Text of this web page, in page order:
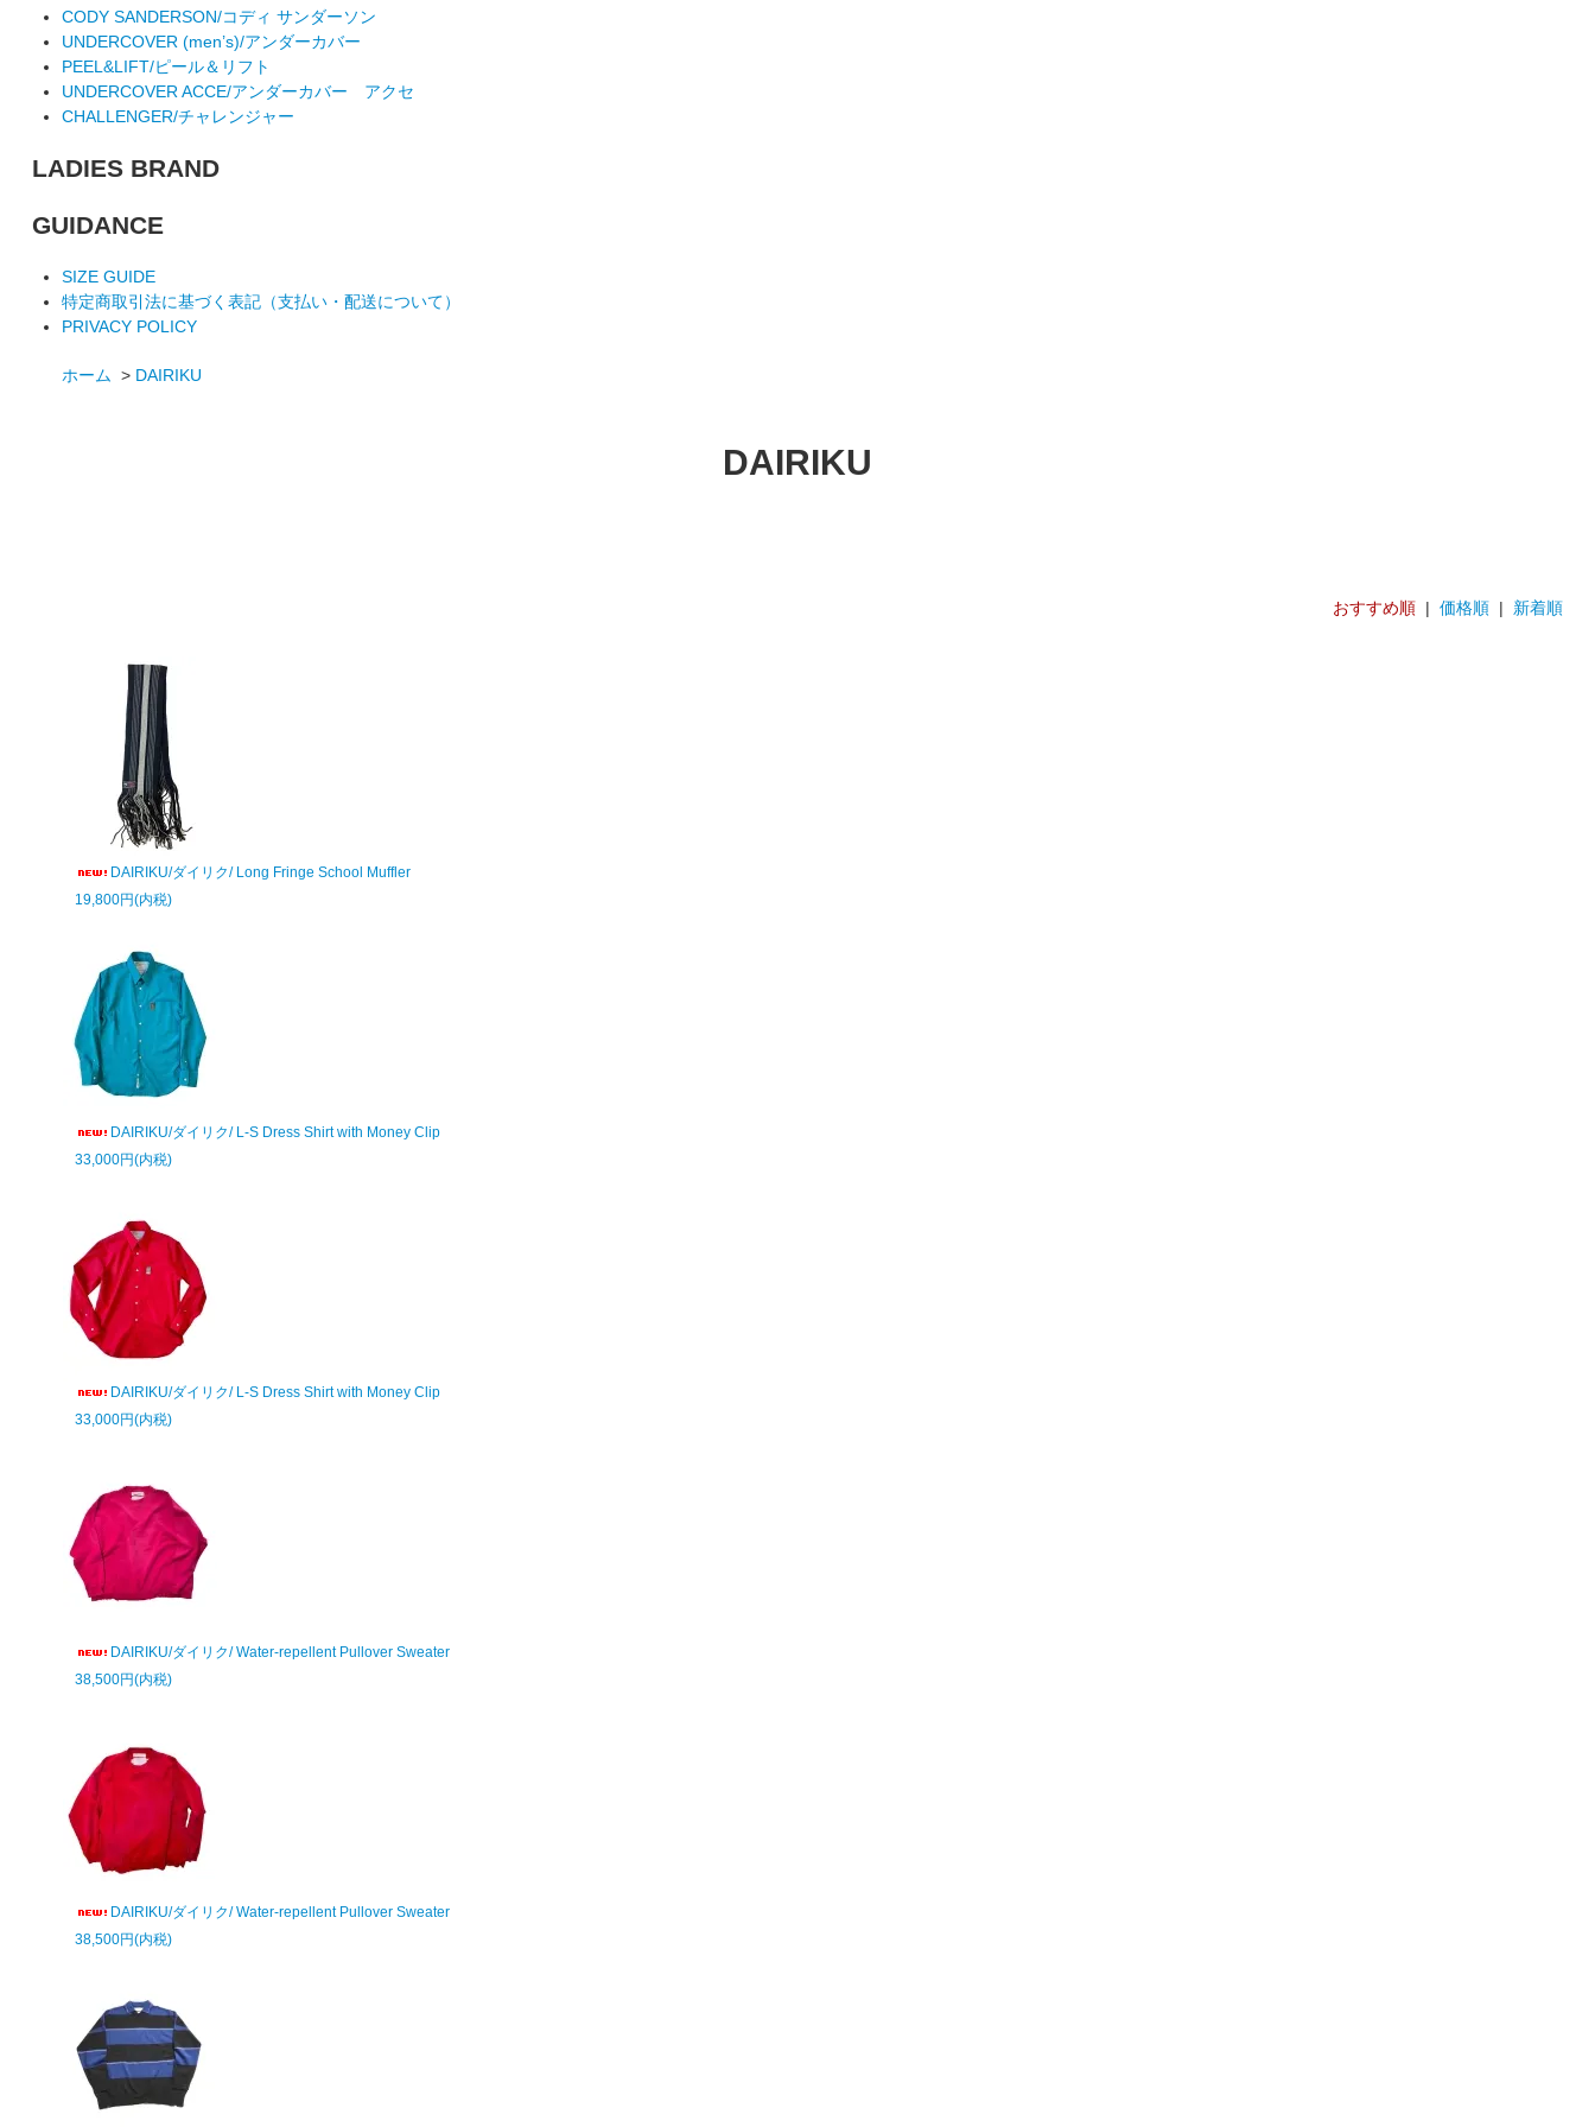
CODY SANDERSON/コディ サンダーソン
UNDERCOVER (men’s)/アンダーカバー
PEEL&LIFT/ピール＆リフト
UNDERCOVER ACCE/アンダーカバー アクセ
CHALLENGER/チャレンジャー
LADIES BRAND
GUIDANCE
SIZE GUIDE
特定商取引法に基づく表記（支払い・配送について）
PRIVACY POLICY
ホーム > DAIRIKU
DAIRIKU
おすすめ順 |価格順 | 新着順
DAIRIKU/ダイリク/ Long Fringe School Muffler
19,800円(内税)
DAIRIKU/ダイリク/ L-S Dress Shirt with Money Clip
33,000円(内税)
DAIRIKU/ダイリク/ L-S Dress Shirt with Money Clip
33,000円(内税)
DAIRIKU/ダイリク/ Water-repellent Pullover Sweater
38,500円(内税)
DAIRIKU/ダイリク/ Water-repellent Pullover Sweater
38,500円(内税)